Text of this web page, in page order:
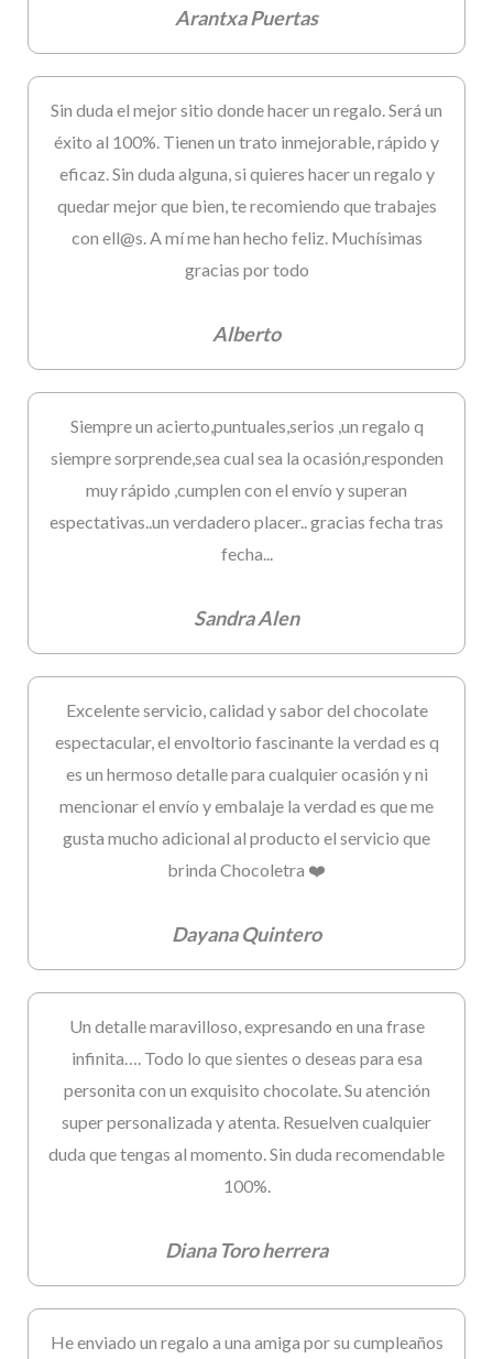
Arantxa Puertas
Sin duda el mejor sitio donde hacer un regalo. Será un
éxito al 100%. Tienen un trato inmejorable, rápido y
eficaz. Sin duda alguna, si quieres hacer un regalo y
quedar mejor que bien, te recomiendo que trabajes
con ell@s. A mí me han hecho feliz. Muchísimas
gracias por todo
Alberto
Siempre un acierto,puntuales,serios ,un regalo q
siempre sorprende,sea cual sea la ocasión,responden
muy rápido ,cumplen con el envío y superan
espectativas..un verdadero placer.. gracias fecha tras
fecha...
Sandra Alen
Excelente servicio, calidad y sabor del chocolate
espectacular, el envoltorio fascinante la verdad es q
es un hermoso detalle para cualquier ocasión y ni
mencionar el envío y embalaje la verdad es que me
gusta mucho adicional al producto el servicio que
brinda Chocoletra ❤️
Dayana Quintero
Un detalle maravilloso, expresando en una frase
infinita…. Todo lo que sientes o deseas para esa
personita con un exquisito chocolate. Su atención
super personalizada y atenta. Resuelven cualquier
duda que tengas al momento. Sin duda recomendable
100%.
Diana Toro herrera
He enviado un regalo a una amiga por su cumpleaños